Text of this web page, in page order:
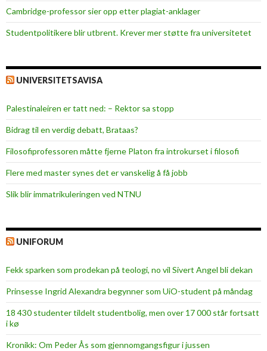
Cambridge-professor sier opp etter plagiat-anklager
Studentpolitikere blir utbrent. Krever mer støtte fra universitetet
UNIVERSITETSAVISA
Palestinaleiren er tatt ned: – Rektor sa stopp
Bidrag til en verdig debatt, Brataas?
Filosofiprofessoren måtte fjerne Platon fra introkurset i filosofi
Flere med master synes det er vanskelig å få jobb
Slik blir immatrikuleringen ved NTNU
UNIFORUM
Fekk sparken som prodekan på teologi, no vil Sivert Angel bli dekan
Prinsesse Ingrid Alexandra begynner som UiO-student på måndag
18 430 studenter tildelt studentbolig, men over 17 000 står fortsatt
i kø
Kronikk: Om Peder Ås som gjennomgangsfigur i jussen